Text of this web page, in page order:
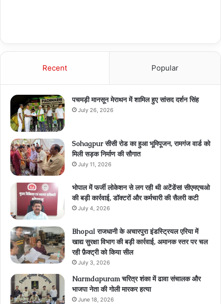
Recent Popular
पचमड़ी मानसून मेराथन में शामिल हुए सांसद दर्शन सिंह
July 26, 2026
Sohagpur सीसी रोड का हुआ भूमिपूजन, रामगंज वार्ड को
मिली सड़क निर्माण की सौगात
July 11, 2026
भोपाल में फर्जी लोकेशन से लग रही थी अटेंडेंस! सीएमएचओ
की बड़ी कार्रवाई, डॉक्टरों और कर्मचारी की सैलरी कटी
July 4, 2026
Bhopal राजधानी के अचारपुरा इंडस्ट्रियल एरिया में
खाद्य सुरक्षा विभाग की बड़ी कार्रवाई, अमानक स्तर पर चल
रही फ़ैक्ट्री को किया सील
July 3, 2026
Narmdapuram चरित्र शंका में ढावा संचालक और
भाजपा नेता की गोली मारकर हत्या
June 18, 2026